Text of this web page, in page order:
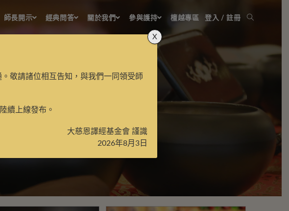
師長開示 經典問答 關於我們 參與護持 檀越專區 登入 / 註冊
敬請諸位相互告知，與我們一同領受師
續上線發布。
大慈恩譯經基金會 謹識
2026年8月3日
X